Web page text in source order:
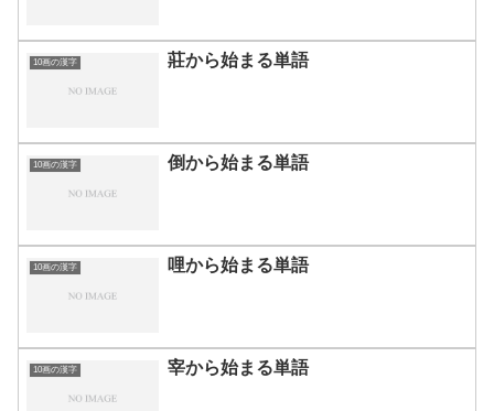
10画の漢字 莊から始まる単語
10画の漢字 倒から始まる単語
10画の漢字 哩から始まる単語
10画の漢字 宰から始まる単語